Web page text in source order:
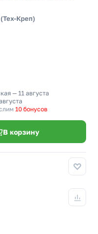
Креп)
— 11 августа
10 бонусов
В корзину